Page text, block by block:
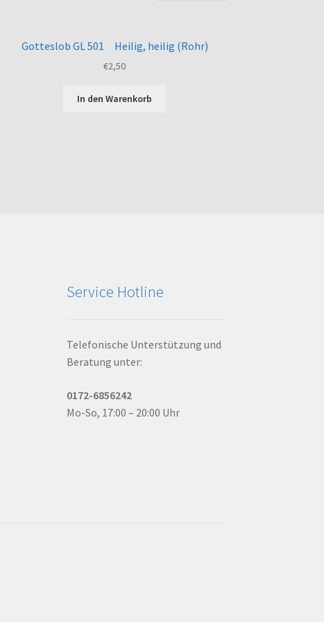
Gotteslob GL 501 Heilig, heilig (Rohr)
€2,50
In den Warenkorb
Service Hotline
Telefonische Unterstützung und
Beratung unter:
0172-6856242
Mo-So, 17:00 – 20:00 Uhr